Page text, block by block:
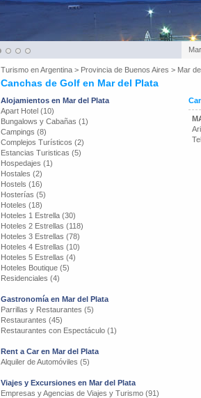
Turismo enArgentina > Provincia de Buenos Aires > Mar
Canchas de Golf en Mar del Plata
Alojamientos en Mar del Plata
Apart Hotel (10)
Bungalows y Cabañas (1)
Campings (8)
Complejos Turísticos (2)
Estancias Turisticas (5)
Hospedajes (1)
Hostales (2)
Hostels (16)
Hosterías (5)
Hoteles (18)
Hoteles 1 Estrella (30)
Hoteles 2 Estrellas (118)
Hoteles 3 Estrellas (78)
Hoteles 4 Estrellas (10)
Hoteles 5 Estrellas (4)
Hoteles Boutique (5)
Residenciales (4)
Gastronomía en Mar del Plata
Parrillas y Restaurantes (5)
Restaurantes (45)
Restaurantes con Espectáculo (1)
Rent a Car en Mar del Plata
Alquiler de Automóviles (5)
Viajes y Excursiones en Mar del Plata
Empresas y Agencias de Viajes y Turismo (91)